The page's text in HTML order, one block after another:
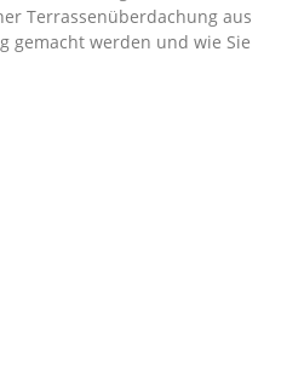
Terrassenüberdachung aus
gemacht werden und wie Sie